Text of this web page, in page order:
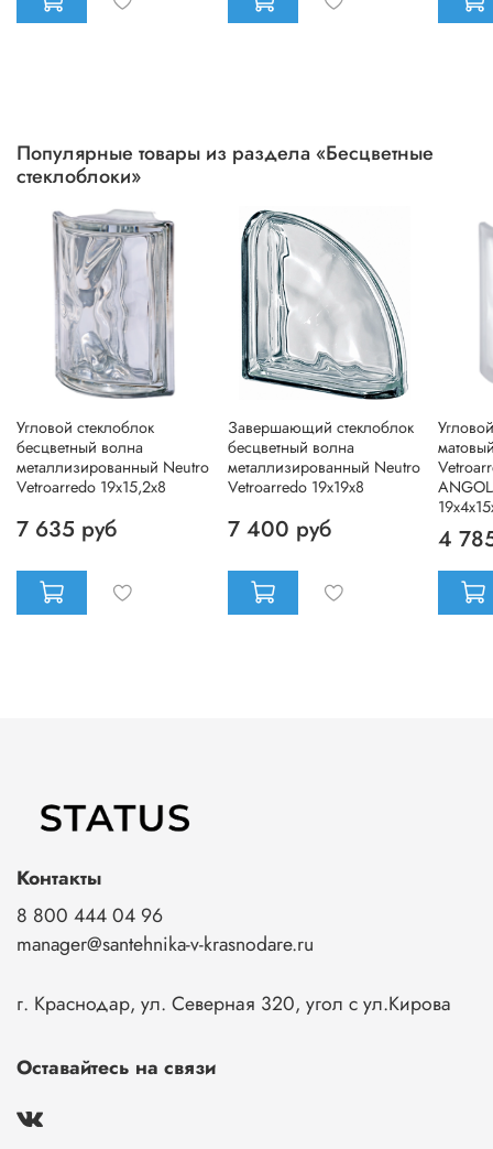
Популярные товары из раздела «Бесцветные
стеклоблоки»
Угловой стеклоблок
бесцветный волна
металлизированный Neutro
Vetroarredo 19x15,2x8
7 635 руб
Завершающий стеклоблок
бесцветный волна
металлизированный Neutro
Vetroarredo 19x19x8
7 400 руб 4
Контакты
8 800 444 04 96
manager@santehnika-v-krasnodare.ru
г. Краснодар, ул. Северная 320, угол с ул.Кирова
Оставайтесь на связи